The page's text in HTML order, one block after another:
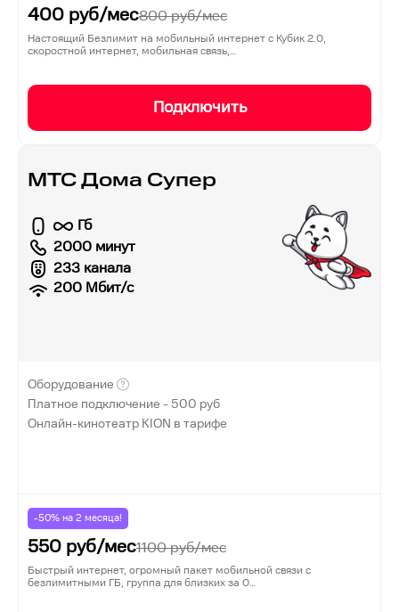
400 руб/мес800руб/мес
Настоящий Безлимит на мобильный интернет с Кубик 2.0,
скоростной интернет, мобильная связь,…
Подключить
МТС Дома Супер
Гб
2000 минут
233 канала
200 Мбит/с
Оборудование
Платное подключение -500 руб
Онлайн-кинотеатр KION в тарифе
-50% на 2 месяца!
550 руб/мес1100руб/мес
Быстрый интернет, огромный пакет мобильной связи с
безлимитными ГБ, группа для близких за 0…